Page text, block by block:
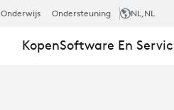
Onderwijs Ondersteuning NL,NL
KopenSoftware En